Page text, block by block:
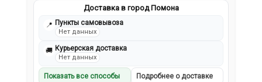
Доставка в город Помона
📍 Пункты самовывоза
Нет данных
🚚 Курьерская доставка
Нет данных
Показать все способы Подробнее о доставке